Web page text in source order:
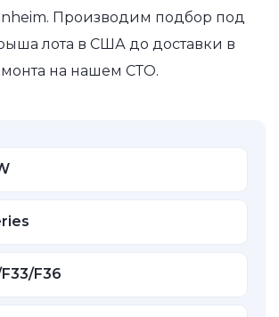
Производим подбор под
лота в США до доставки в
на нашем СТО.
F36